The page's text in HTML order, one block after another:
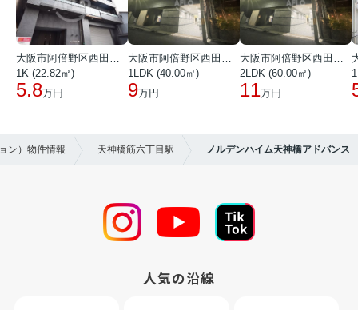
1K (22.82㎡)
5.8万円
1LDK (40.00㎡)
9万円
2LDK (60.00㎡)
11万円
ン）物件情報 天神橋筋六丁目駅 ノルデンハイム天神橋アドバンス
人気の沿線